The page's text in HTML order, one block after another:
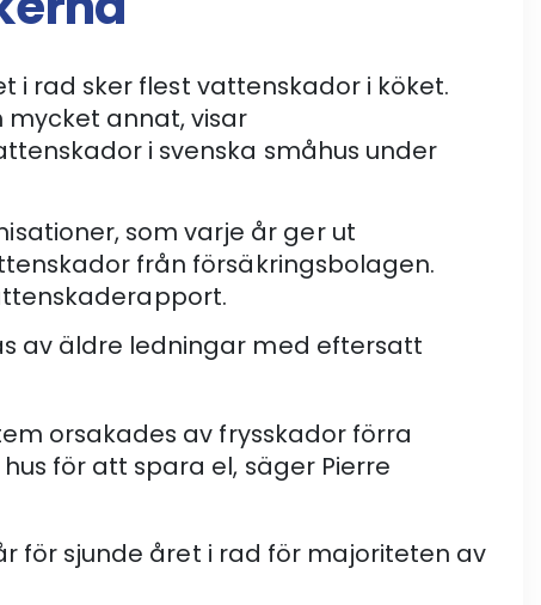
i rad sker flest vattenskador i köket.
annat, visar
i svenska småhus under
som varje år ger ut
från försäkringsbolagen.
av äldre ledningar med eftersatt
orsakades av frysskador förra
för att spara el, säger Pierre
för sjunde året i rad för majoriteten av